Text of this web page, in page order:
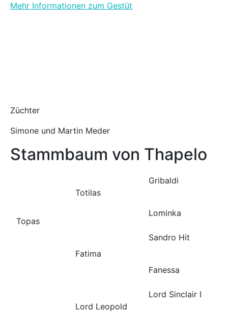
Mehr Informationen zum Gestüt
Züchter
Simone und Martin Meder
Stammbaum von Thapelo
Topas
Totilas
Gribaldi
Lominka
Fatima
Sandro Hit
Fanessa
Lord Leopold
Lord Sinclair I